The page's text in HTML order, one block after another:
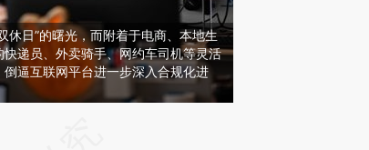
休日”的曙光，而附着于电商、本地生
递员、外卖骑手、网约车司机等灵活
逼互联网平台进一步深入合规化进